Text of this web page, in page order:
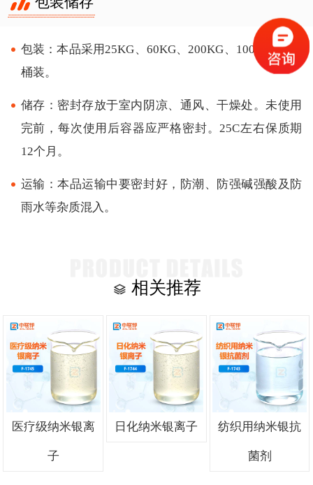
包装：本品采用25KG、60KG、200KG、1000KG塑料
桶装。
储存：密封存放于室内阴凉、通风、干燥处。未使用
完前，每次使用后容器应严格密封。25C左右保质期
12个月。
运输：本品运输中要密封好，防潮、防强碱强酸及防
雨水等杂质混入。
相关推荐
医疗级纳米银离
子
日化纳米银离子 纺织用纳米银抗
菌剂